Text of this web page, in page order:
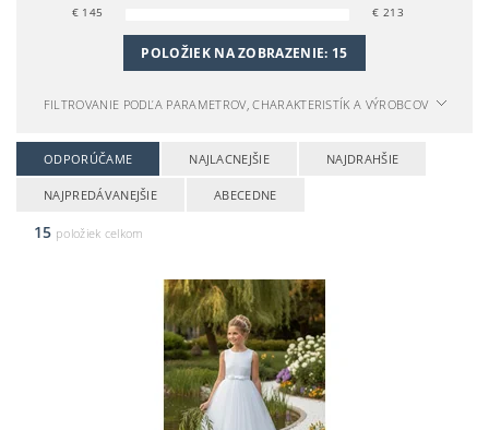
€ 145 € 213
POLOŽIEK NA ZOBRAZENIE: 15
FILTROVANIE PODĽA PARAMETROV, CHARAKTERISTÍK A VÝROBCOV
ODPORÚČAME NAJLACNEJŠIE NAJDRAHŠIE
NAJPREDÁVANEJŠIE ABECEDNE
15 položiek celkom